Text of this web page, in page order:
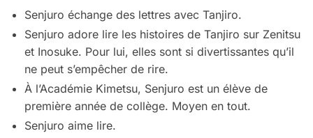
Senjuro échange des lettres avec Tanjiro.
Senjuro adore lire les histoires de Tanjiro sur Zenitsu
et Inosuke. Pour lui, elles sont si divertissantes qu’il
ne peut s’empêcher de rire.
À l’Académie Kimetsu, Senjuro est un élève de
première année de collège. Moyen en tout.
Senjuro aime lire.